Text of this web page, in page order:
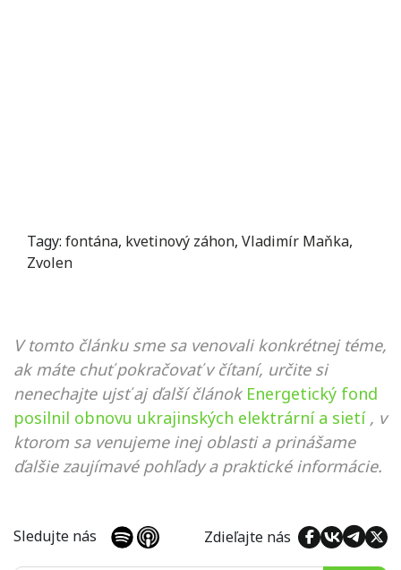
Tagy: fontána, kvetinový záhon, Vladimír Maňka,
Zvolen
V tomto článku sme sa venovali konkrétnej téme,
ak máte chuť pokračovať v čítaní, určite si
nenechajte ujsť aj ďalší článok Energetický fond
posilnil obnovu ukrajinských elektrární a sietí , v
ktorom sa venujeme inej oblasti a prinášame
ďalšie zaujímavé pohľady a praktické informácie.
Sledujte nás Zdieľajte nás